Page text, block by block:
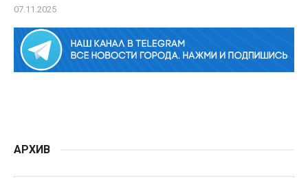
07.11.2025
АРХИВ